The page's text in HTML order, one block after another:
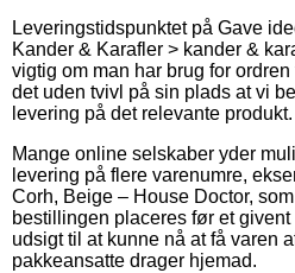
Leveringstidspunktet på Gave
Kander & Karafler > kander &
vigtig om man har brug for
det uden tvivl på sin plads at vi
levering på det relevante produkt.
Mange online selskaber yder
levering på flere varenumre,
Corh, Beige – House Doctor,
bestillingen placeres før et
udsigt til at kunne nå at få varen
pakkeansatte drager hjemad.